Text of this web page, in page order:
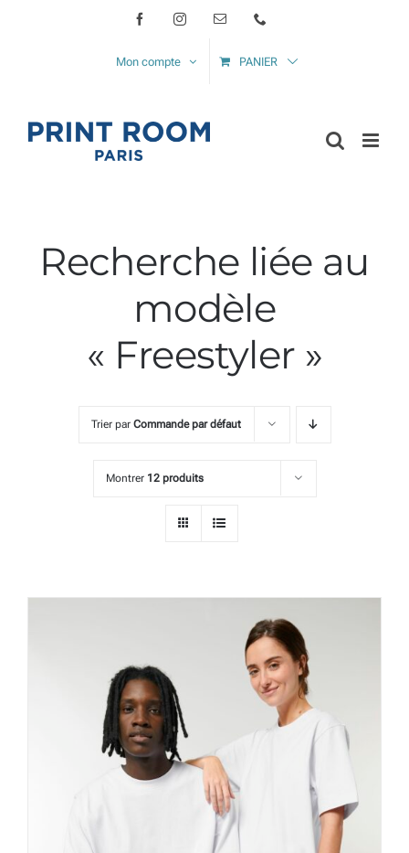
FacebookInstagramEmail
Mon compte PANIER
Recherche liée au
modèle
« Freestyler »
Trier par Commande par défaut
Montrer 12 produits